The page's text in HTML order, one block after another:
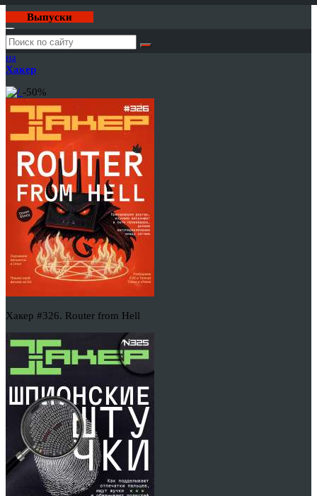
Выпуски
Годовая
подписка
на
Хакер
-50%
Хакер #326. Router from Hell